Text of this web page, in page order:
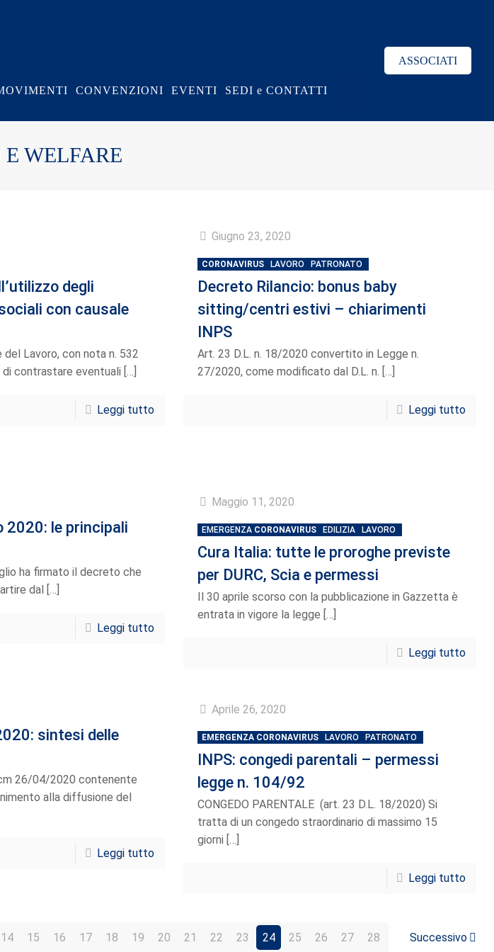
CONVENZIONI EVENTI SEDI e CONTATTI
ASSOCIATI
WELFARE
degli
con causale
del Lavoro, con nota n. 532
contrastare eventuali […]
Leggi tutto
Giugno 23, 2020
CORONAVIRUS LAVORO PATRONATO
Decreto Rilancio: bonus baby
sitting/centri estivi – chiarimenti
INPS
Art. 23 D.L. n. 18/2020 convertito in Legge n.
27/2020, come modificato dal D.L. n. […]
Leggi tutto
2020: le principali
ha firmato il decreto che
dal […]
Leggi tutto
Maggio 11, 2020
EMERGENZA CORONAVIRUS EDILIZIA LAVORO
Cura Italia: tutte le proroghe previste
per DURC, Scia e permessi
Il 30 aprile scorso con la pubblicazione in Gazzetta è
entrata in vigore la legge […]
Leggi tutto
sintesi delle
26/04/2020 contenente
alla diffusione del
Leggi tutto
Aprile 26, 2020
EMERGENZA CORONAVIRUS LAVORO PATRONATO
INPS: congedi parentali – permessi
legge n. 104/92
CONGEDO PARENTALE (art. 23 D.L. 18/2020) Si
tratta di un congedo straordinario di massimo 15
giorni […]
Leggi tutto
14 15 16 17 18 19 20 21 22 23 24 25 26 27 28 Successivo